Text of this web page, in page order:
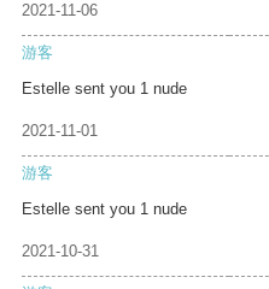
2021-11-06
游客
Estelle sent you 1 nude
2021-11-01
游客
Estelle sent you 1 nude
2021-10-31